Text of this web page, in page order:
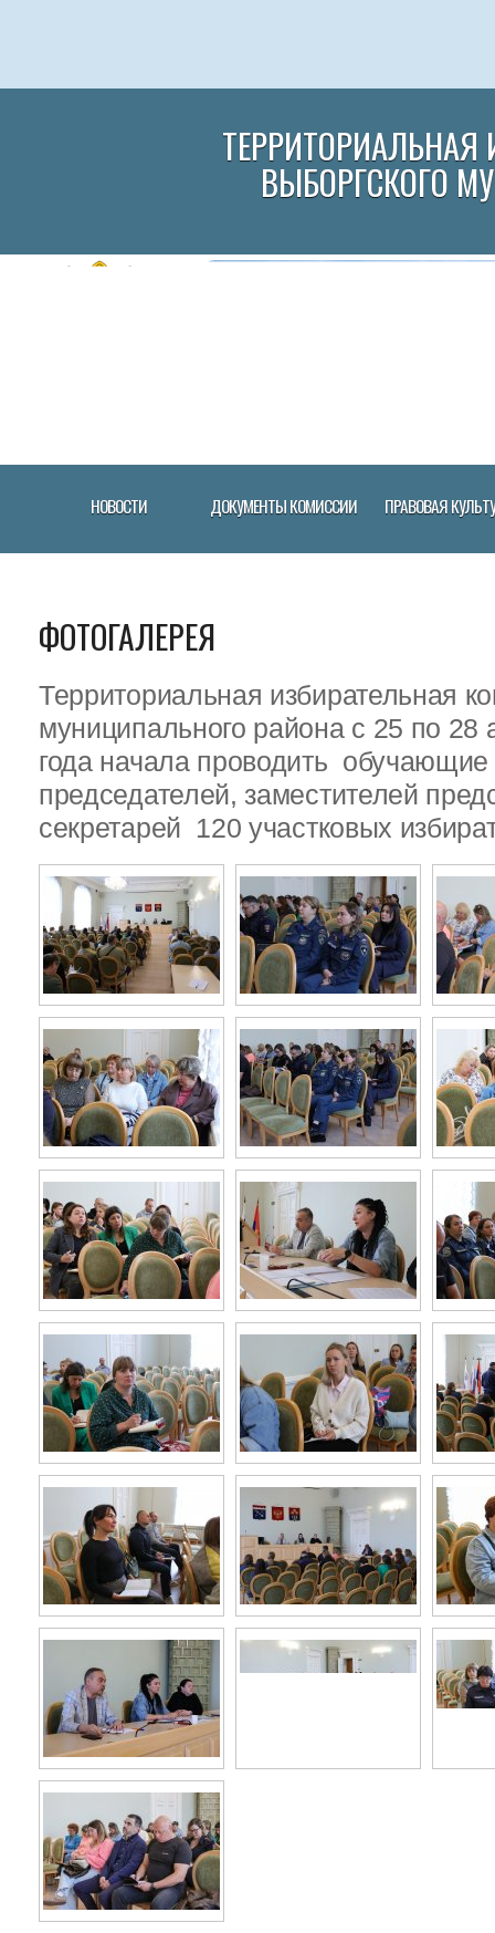
ВЫБОРГСКОГО
НОВОСТИ ДОКУМЕНТЫ КОМИССИИ ПРАВОВАЯ
ФОТОГАЛЕРЕЯ
Территориальная избирательная
муниципального района с 25 по 28
года начала проводить
председателей, заместителей
секретарей 120 участковых